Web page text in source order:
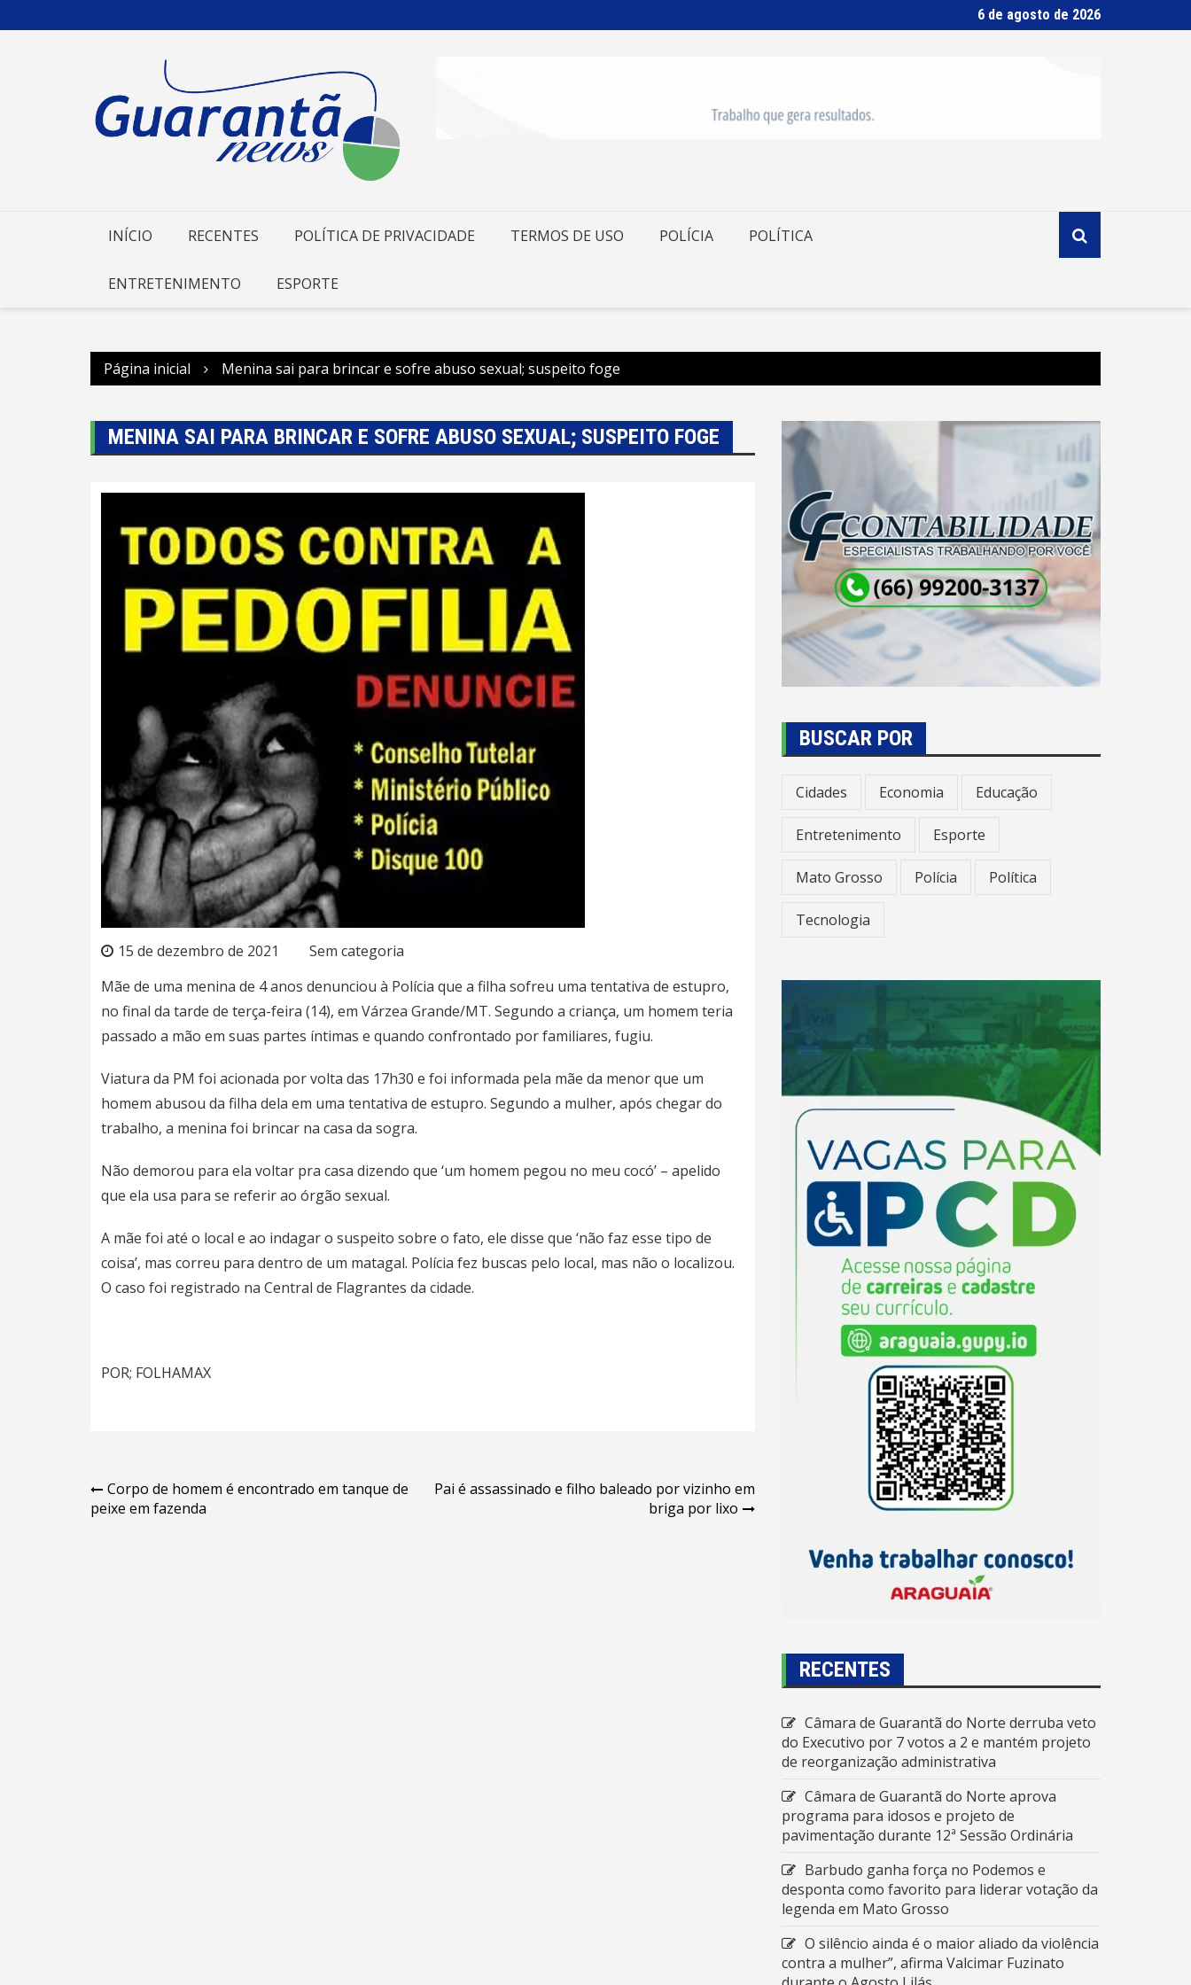
para
6 de agosto de 2026
INÍCIO RECENTES POLÍTICA DE PRIVACIDADE TERMOS DE USO POLÍCIA POLÍTICA
ENTRETENIMENTO ESPORTE
Página inicial Menina sai para brincar e sofre abuso sexual; suspeito foge
MENINA SAI PARA BRINCAR E SOFRE ABUSO SEXUAL; SUSPEITO FOGE
15 de dezembro de 2021
Sem categoria
Mãe de uma menina de 4 anos denunciou à Polícia que a filha sofreu uma tentativa de estupro,
no final da tarde de terça-feira (14), em Várzea Grande/MT. Segundo a criança, um homem teria
passado a mão em suas partes íntimas e quando confrontado por familiares, fugiu.
Viatura da PM foi acionada por volta das 17h30 e foi informada pela mãe da menor que um
homem abusou da filha dela em uma tentativa de estupro. Segundo a mulher, após chegar do
trabalho, a menina foi brincar na casa da sogra.
Não demorou para ela voltar pra casa dizendo que ‘um homem pegou no meu cocó’ – apelido
que ela usa para se referir ao órgão sexual.
A mãe foi até o local e ao indagar o suspeito sobre o fato, ele disse que ‘não faz esse tipo de
coisa’, mas correu para dentro de um matagal. Polícia fez buscas pelo local, mas não o localizou.
O caso foi registrado na Central de Flagrantes da cidade.
POR; FOLHAMAX
Navegação
de
Corpo de homem é encontrado em tanque de
peixe em fazenda
Pai é assassinado e filho baleado por vizinho em
briga por lixo
BUSCAR POR
Cidades Economia Educação
Entretenimento Esporte
Mato Grosso Polícia Política
Tecnologia
RECENTES
Câmara de Guarantã do Norte derruba veto
do Executivo por 7 votos a 2 e mantém projeto
de reorganização administrativa
Câmara de Guarantã do Norte aprova
programa para idosos e projeto de
pavimentação durante 12ª Sessão Ordinária
Barbudo ganha força no Podemos e
desponta como favorito para liderar votação da
legenda em Mato Grosso
O silêncio ainda é o maior aliado da violência
contra a mulher”, afirma Valcimar Fuzinato